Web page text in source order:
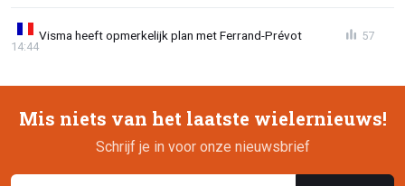
Visma heeft opmerkelijk plan met Ferrand-Prévot
14:44
57
Mis niets van het laatste wielernieuws!
Schrijf je in voor onze nieuwsbrief